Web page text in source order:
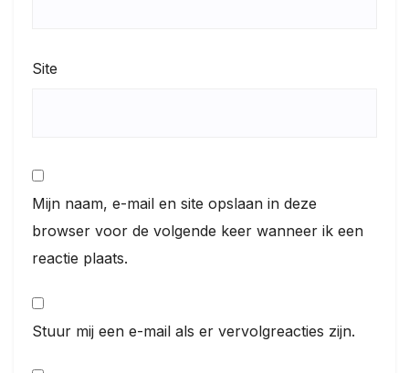
Site
Mijn naam, e-mail en site opslaan in deze
browser voor de volgende keer wanneer ik een
reactie plaats.
Stuur mij een e-mail als er vervolgreacties zijn.